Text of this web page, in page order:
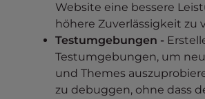
Website eine bessere
höhere Zuverlässigkeit zu
Testumgebungen -
Testumgebungen, um
und Themes
zu debuggen, ohne dass